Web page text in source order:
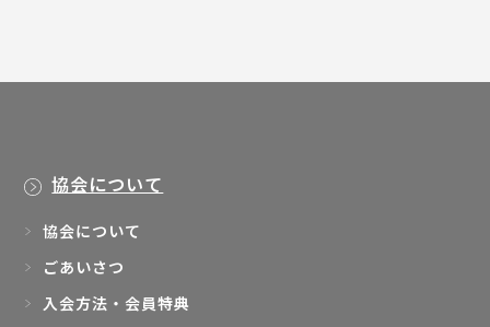
協会について
協会について
ごあいさつ
入会方法・会員特典